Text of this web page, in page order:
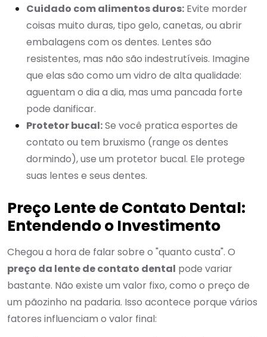
Cuidado com alimentos duros: Evite morder
coisas muito duras, tipo gelo, canetas, ou abrir
embalagens com os dentes. Lentes são
resistentes, mas não são indestrutíveis. Imagine
que elas são como um vidro de alta qualidade:
aguentam o dia a dia, mas uma pancada forte
pode danificar.
Protetor bucal:Se você pratica esportes de
contato ou tem bruxismo (range os dentes
dormindo), use um protetor bucal. Ele protege
suas lentes e seus dentes.
Preço Lente de Contato Dental:
Entendendo o Investimento
Chegou a hora de falar sobre o "quanto custa". O
preço da lente de contato dental pode variar
bastante. Não existe um valor fixo, como o preço de
um pãozinho na padaria. Isso acontece porque vários
fatores influenciam o valor final: